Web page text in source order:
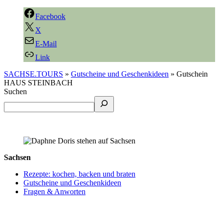
Facebook
X
E-Mail
Link
SACHSE.TOURS » Gutscheine und Geschenkideen » Gutschein
HAUS STEINBACH
Suchen
Sachsen
Rezepte: kochen, backen und braten
Gutscheine und Geschenkideen
Fragen & Anworten